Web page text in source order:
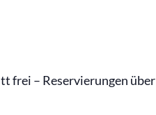
frei – Reservierungen über